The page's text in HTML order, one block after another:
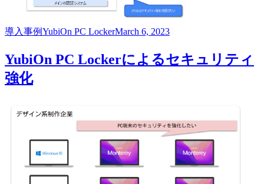
導入事例YubiOn PC LockerMarch 6, 2023
YubiOn PC Lockerによるセキュリティ
強化